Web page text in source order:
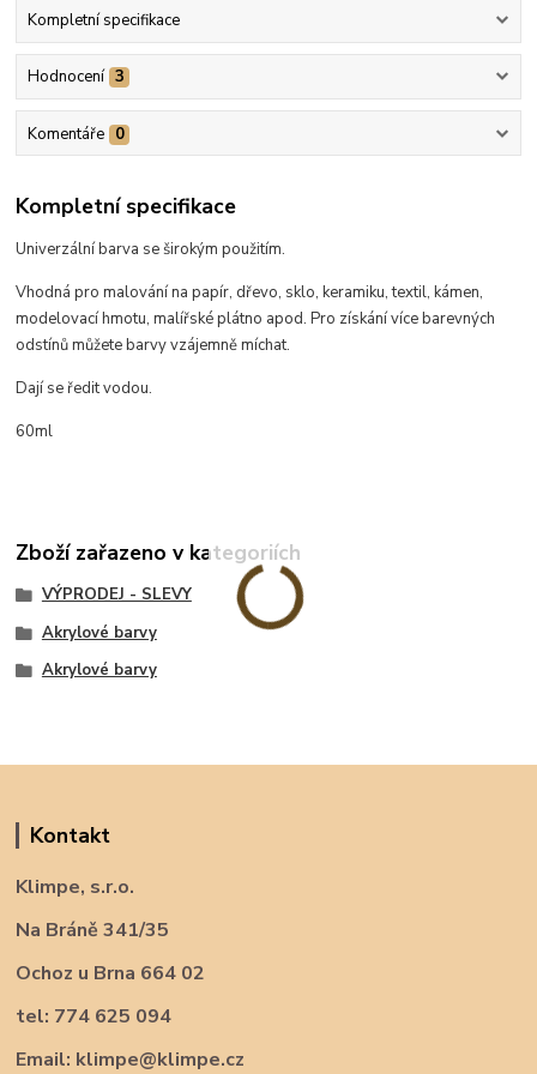
Kompletní specifikace
Hodnocení 3
Komentáře 0
Kompletní specifikace
Univerzální barva se širokým použitím.
Vhodná pro malování na papír, dřevo, sklo, keramiku, textil, kámen,
modelovací hmotu, malířské plátno apod. Pro získání více barevných
odstínů můžete barvy vzájemně míchat.
Dají se ředit vodou.
60ml
Zboží zařazeno v kategoriích
VÝPRODEJ - SLEVY
Akrylové barvy
Akrylové barvy
Kontakt
Klimpe, s.r.o.
Na Bráně 341/35
Ochoz u Brna 664 02
tel: 774 625 094
Email: klimpe@klimpe.cz